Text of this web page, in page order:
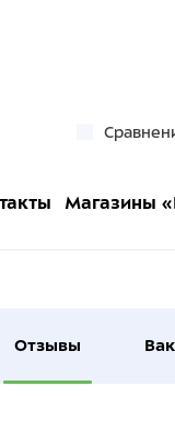
Магазины
Отзывы